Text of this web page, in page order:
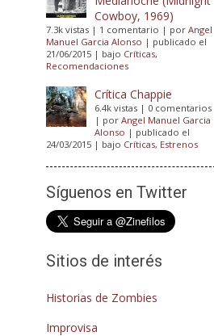
Cowboy, 1969)
7.3k vistas | 1 comentario | porAngel
Manuel Garcia Alonso | publicado el
21/06/2015 | bajo Críticas,
Recomendaciones
Crítica Chappie
6.4k vistas | 0 comentarios
| porAngel Manuel Garcia
Alonso | publicado el
24/03/2015 | bajo Críticas, Estrenos
Síguenos en Twitter
Sitios de interés
Historias de Zombies
Improvisa